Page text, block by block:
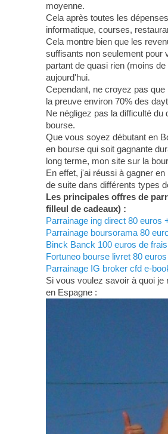
moyenne.
Cela après toutes les
informatique, courses,
Cela montre bien que les
suffisants non seulement pour
partant de quasi rien (moins
aujourd'hui.
Cependant, ne croyez pas
la preuve environ 70% des
Ne négligez pas la difficulté
bourse.
Que vous soyez débutant en
en bourse qui soit gagnante
long terme, mon site sur la
En effet, j'ai réussi à gagner
de suite dans différents types
Les principales offres de
filleul de cadeaux) :
Parrainage ing direct 80 euros
Parrainage boursorama 80
Binck Banck 100 euros de
Fortuneo bourse livret 80
Parrainage IG broker cfd e-
Si vous voulez savoir à quoi je
en Espagne :